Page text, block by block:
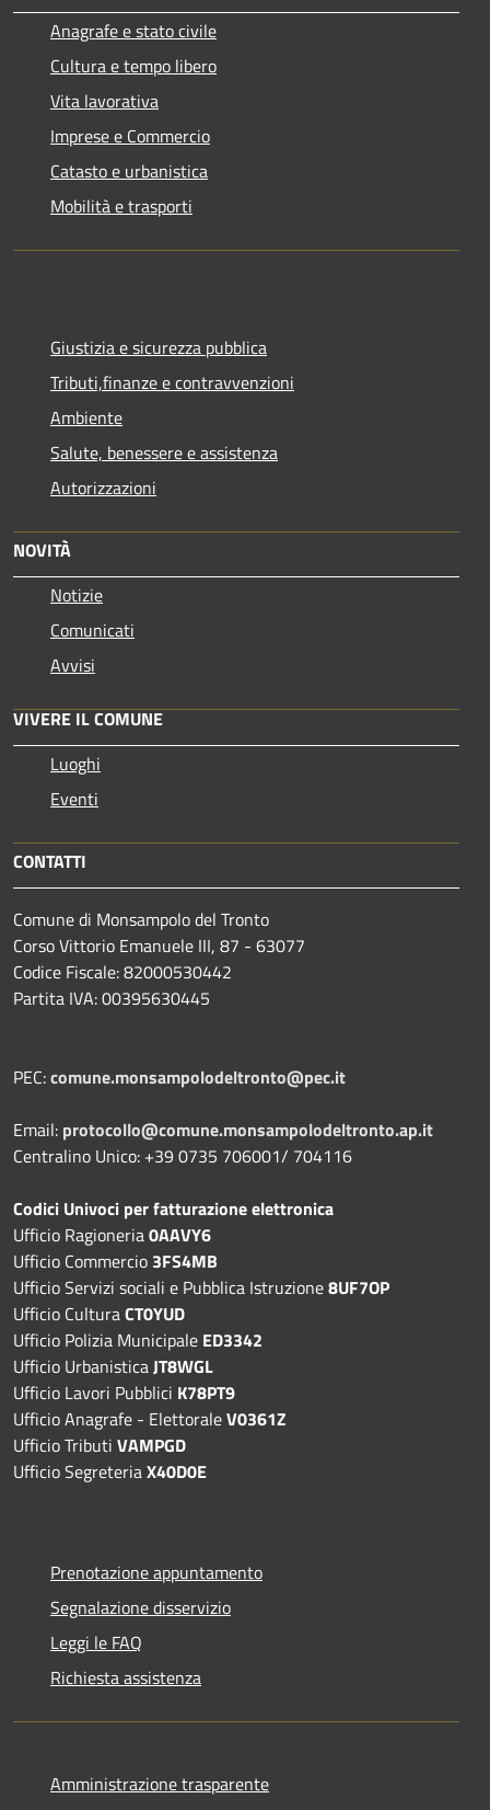
Anagrafe e stato civile
Cultura e tempo libero
Vita lavorativa
Imprese e Commercio
Catasto e urbanistica
Mobilità e trasporti
Giustizia e sicurezza pubblica
Tributi,finanze e contravvenzioni
Ambiente
Salute, benessere e assistenza
Autorizzazioni
NOVITÀ
Notizie
Comunicati
Avvisi
VIVERE IL COMUNE
Luoghi
Eventi
CONTATTI
Comune di Monsampolo del Tronto
Corso Vittorio Emanuele III, 87 - 63077
Codice Fiscale: 82000530442
Partita IVA: 00395630445
PEC:comune.monsampolodeltronto@pec.it
Email: protocollo@comune.monsampolodeltronto.ap.it
Centralino Unico: +39 0735 706001/ 704116
Codici Univoci per fatturazione elettronica
Ufficio Ragioneria0AAVY6
Ufficio Commercio 3FS4MB
Ufficio Servizi sociali e Pubblica Istruzione8UF7OP
Ufficio CulturaCT0YUD
Ufficio Polizia Municipale ED3342
Ufficio UrbanisticaJT8WGL
Ufficio Lavori Pubblici K78PT9
Ufficio Anagrafe - ElettoraleV0361Z
Ufficio Tributi VAMPGD
Ufficio SegreteriaX40D0E
Prenotazione appuntamento
Segnalazione disservizio
Leggi le FAQ
Richiesta assistenza
Amministrazione trasparente